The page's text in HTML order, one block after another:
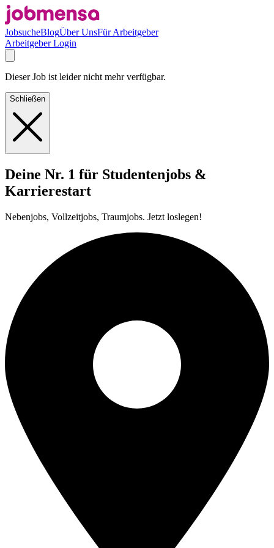
JobsucheBlogÜber UnsFür Arbeitgeber
Arbeitgeber Login
Dieser Job ist leider nicht mehr verfügbar.
Schließen
Deine Nr. 1 für Studentenjobs &
Karrierestart
Nebenjobs, Vollzeitjobs, Traumjobs. Jetzt loslegen!